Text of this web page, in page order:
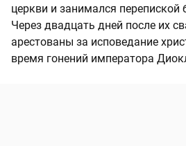
церкви и занимался перепиской
Через двадцать дней после их
арестованы за исповедание
время гонений императора